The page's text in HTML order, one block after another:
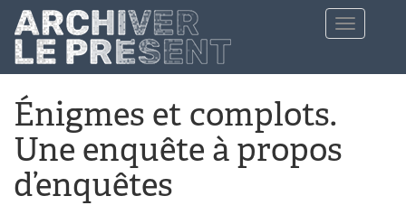
Aller au contenu principal
Toggle
navigation
Énigmes et complots.
Une enquête à propos
d’enquêtes